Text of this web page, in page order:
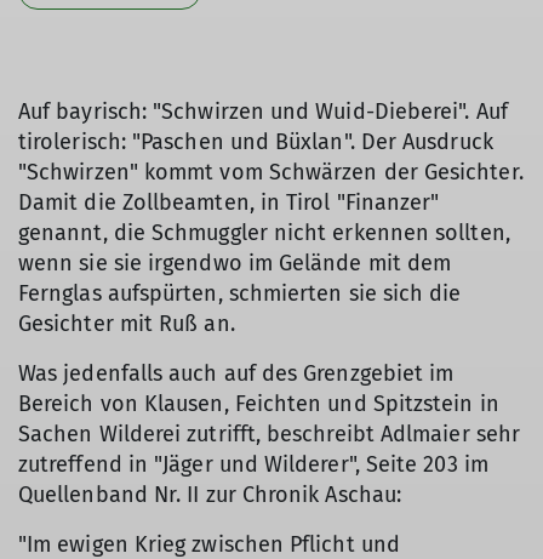
Auf bayrisch: "Schwirzen und Wuid-Dieberei". Auf
tirolerisch: "Paschen und Büxlan". Der Ausdruck
"Schwirzen" kommt vom Schwärzen der Gesichter.
Damit die Zollbeamten, in Tirol "Finanzer"
genannt, die Schmuggler nicht erkennen sollten,
wenn sie sie irgendwo im Gelände mit dem
Fernglas aufspürten, schmierten sie sich die
Gesichter mit Ruß an.
Was jedenfalls auch auf des Grenzgebiet im
Bereich von Klausen, Feichten und Spitzstein in
Sachen Wilderei zutrifft, beschreibt Adlmaier sehr
zutreffend in "Jäger und Wilderer", Seite 203 im
Quellenband Nr. II zur Chronik Aschau:
"Im ewigen Krieg zwischen Pflicht und